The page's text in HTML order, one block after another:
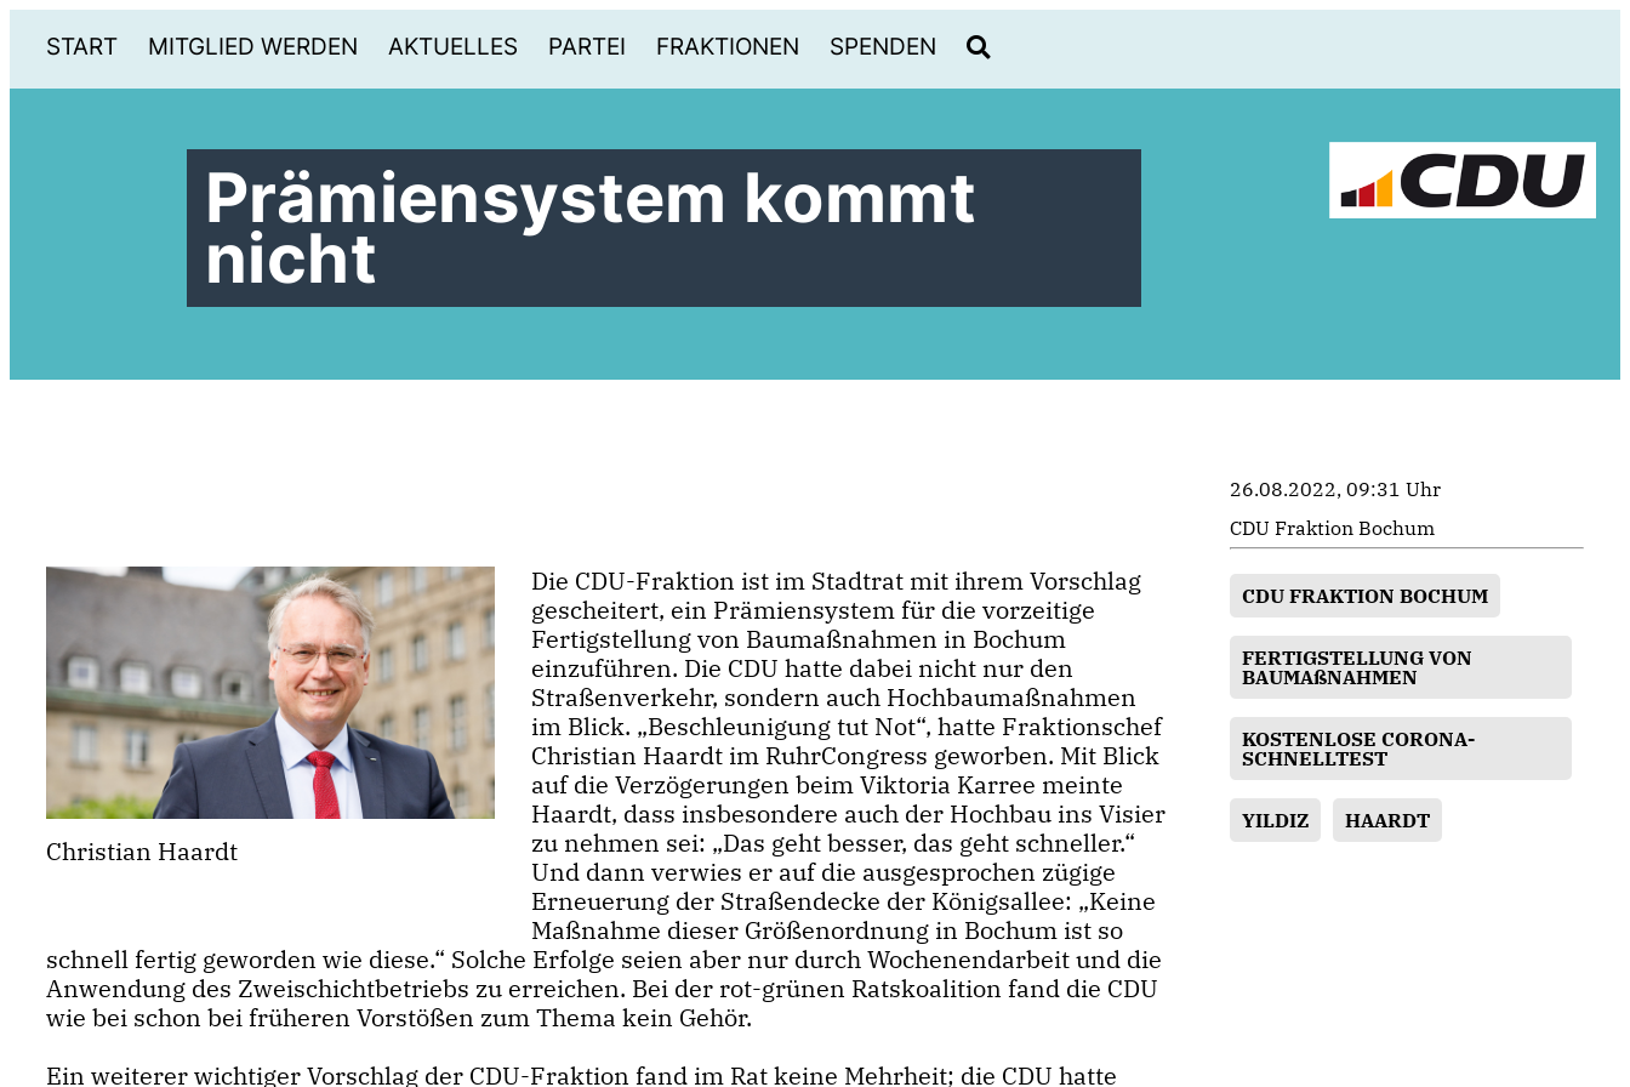
START MITGLIED WERDEN AKTUELLES PARTEI FRAKTIONEN SPENDEN
Prämiensystem kommt
nicht
Christian Haardt
Die CDU-Fraktion ist im Stadtrat mit ihrem Vorschlag
gescheitert, ein Prämiensystem für die vorzeitige
Fertigstellung von Baumaßnahmen in Bochum
einzuführen. Die CDU hatte dabei nicht nur den
Straßenverkehr, sondern auch Hochbaumaßnahmen
im Blick. „Beschleunigung tut Not“, hatte Fraktionschef
Christian Haardt im RuhrCongress geworben. Mit Blick
auf die Verzögerungen beim Viktoria Karree meinte
Haardt, dass insbesondere auch der Hochbau ins Visier
zu nehmen sei: „Das geht besser, das geht schneller.“
Und dann verwies er auf die ausgesprochen zügige
Erneuerung der Straßendecke der Königsallee: „Keine
Maßnahme dieser Größenordnung in Bochum ist so
schnell fertig geworden wie diese.“ Solche Erfolge seien aber nur durch Wochenendarbeit und die
Anwendung des Zweischichtbetriebs zu erreichen. Bei der rot-grünen Ratskoalition fand die CDU
wie bei schon bei früheren Vorstößen zum Thema kein Gehör.
Ein weiterer wichtiger Vorschlag der CDU-Fraktion fand im Rat keine Mehrheit; die CDU hatte
26.08.2022, 09:31 Uhr
CDU Fraktion Bochum
CDU FRAKTION BOCHUM
FERTIGSTELLUNG VON
BAUMAßNAHMEN
KOSTENLOSE CORONA-
SCHNELLTEST
YILDIZ HAARDT